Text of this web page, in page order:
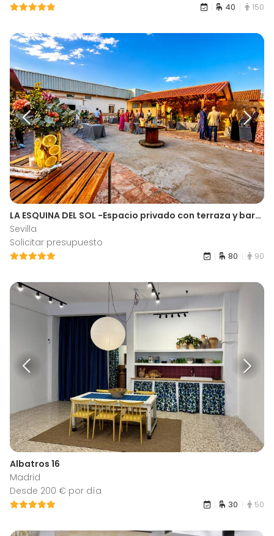
40 150
LA ESQUINA DEL SOL -Espacio privado con terraza y barbacoa para celebraciones familiares y eventos a medida en el Aljarafe-
Sevilla
Solicitar presupuesto
80 90
Albatros 16
Madrid
Desde 200 € por día
30 50